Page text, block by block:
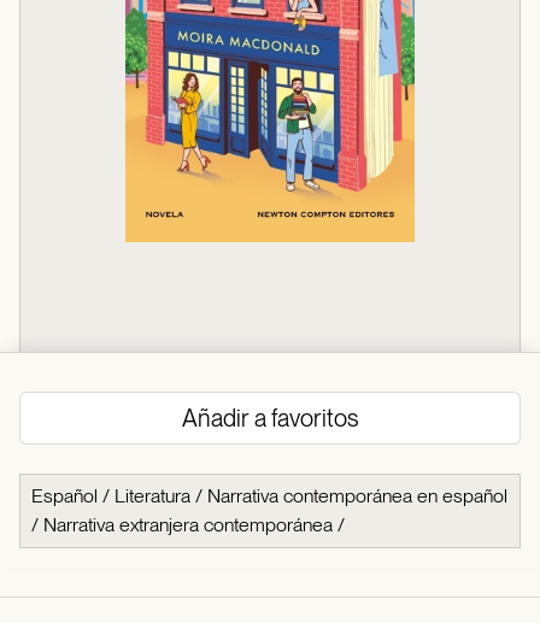
Añadir a favoritos
Español / Literatura / Narrativa contemporánea en español
/ Narrativa extranjera contemporánea /